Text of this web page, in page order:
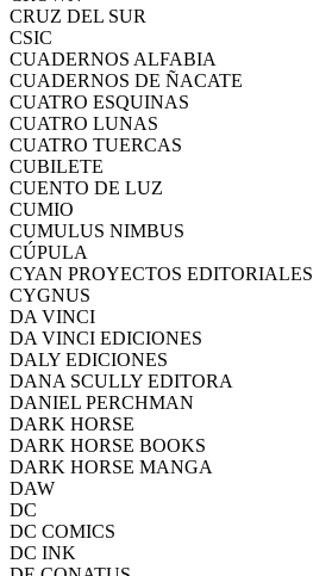
CRUZ DEL SUR
CSIC
CUADERNOS ALFABIA
CUADERNOS DE ÑACATE
CUATRO ESQUINAS
CUATRO LUNAS
CUATRO TUERCAS
CUBILETE
CUENTO DE LUZ
CUMIO
CUMULUS NIMBUS
CÚPULA
CYAN PROYECTOS EDITORIALES
CYGNUS
DA VINCI
DA VINCI EDICIONES
DALY EDICIONES
DANA SCULLY EDITORA
DANIEL PERCHMAN
DARK HORSE
DARK HORSE BOOKS
DARK HORSE MANGA
DAW
DC
DC COMICS
DC INK